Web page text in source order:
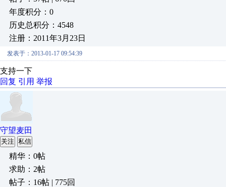
年度积分：0
历史总积分：4548
注册：2011年3月23日
发表于：2013-01-17 09:54:39
支持一下
回复 引用 举报
守望麦田
关注 私信
精华：0帖
求助：2帖
帖子：16帖 | 775回